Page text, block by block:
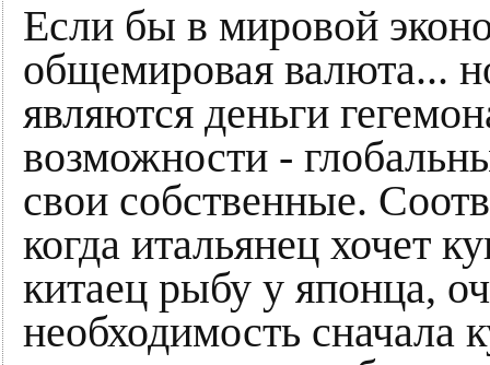
Если бы в мировой
общемировая валюта...
являются деньги
возможности -
свои собственные.
когда итальянец хочет
китаец рыбу у японца,
необходимость сначала